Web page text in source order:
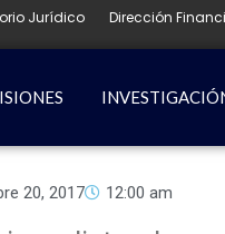
Jurídico Dirección
20, 2017 12:00 am